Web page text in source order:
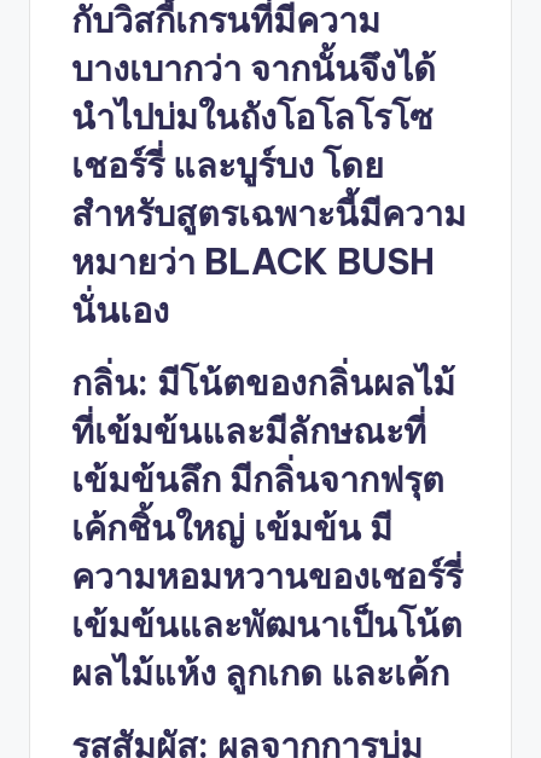
กับวิสกี้เกรนที่มีความ
บางเบากว่า จากนั้นจึงได้
นำไปบ่มในถังโอโลโรโซ
เชอร์รี่ และบูร์บง โดย
สำหรับสูตรเฉพาะนี้มีความ
หมายว่า BLACK BUSH
นั่นเอง
กลิ่น: มีโน้ตของกลิ่นผลไม้
ที่เข้มข้นและมีลักษณะที่
เข้มข้นลึก มีกลิ่นจากฟรุต
เค้กชิ้นใหญ่ เข้มข้น มี
ความหอมหวานของเชอร์รี่
เข้มข้นและพัฒนาเป็นโน้ต
ผลไม้แห้ง ลูกเกด และเค้ก
รสสัมผัส: ผลจากการบ่ม